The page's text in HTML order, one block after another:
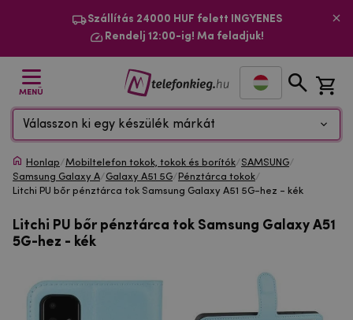
Szállítás 24000 HUF felett INGYENES
Rendelj 12:00-ig! Ma feladjuk!
MENÜ
Válasszon ki egy készülék márkát
Honlap/Mobiltelefon tokok, tokok és borítók/SAMSUNG/
Samsung Galaxy A/Galaxy A51 5G/ Pénztárca tokok/
Litchi PU bőr pénztárca tok Samsung Galaxy A51 5G-hez - kék
Litchi PU bőr pénztárca tok Samsung Galaxy A51
5G-hez - kék